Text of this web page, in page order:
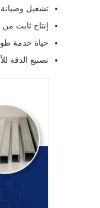
تشغيل
إنتاج ثابت من
حياة خدمة
تصنيع الدقة